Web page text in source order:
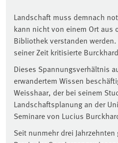
Landschaft muss demnach
kann nicht von einem Ort aus
Bibliothek verstanden
seiner Zeit kritisierte
Dieses Spannungsverhältnis
erwandertem Wissen
Weisshaar, der bei seinem
Landschaftsplanung an der
Seminare von Lucius
Seit nunmehr drei